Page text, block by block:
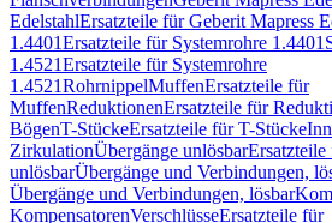
EdelstahlErsatzteile für Geberit Mapress
1.4401Ersatzteile für Systemrohre 1.4401
1.4521Ersatzteile für Systemrohre
1.4521RohrnippelMuffenErsatzteile für
MuffenReduktionenErsatzteile für
BögenT-StückeErsatzteile für T-Stücke
ZirkulationÜbergänge unlösbar
unlösbarÜbergänge und Verbindungen,
Übergänge und Verbindungen, lösbar
KompensatorenVerschlüsseErsatzteile für